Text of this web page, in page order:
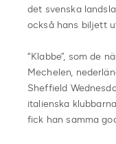
det svenska
också hans biljett
“Klabbe”, som de
Mechelen,
Sheffield
italienska
fick han samma